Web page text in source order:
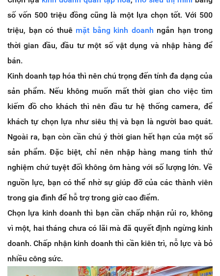
số vốn 500 triệu đồng cũng là một lựa chọn tốt. Với 500
triệu, bạn có thuê mặt bằng kinh doanh ngắn hạn trong
thời gian đầu, đầu tư một số vật dụng và nhập hàng để
bán.
Kinh doanh tạp hóa thì nên chú trọng đến tính đa dạng của
sản phẩm. Nếu không muốn mất thời gian cho việc tìm
kiếm đồ cho khách thì nên đầu tư hệ thống camera, để
khách tự chọn lựa như siêu thị và bạn là người bao quát.
Ngoài ra, bạn còn cần chú ý thời gian hết hạn của một số
sản phẩm. Đặc biệt, chỉ nên nhập hàng mang tính thử
nghiệm chứ tuyệt đối không ôm hàng với số lượng lớn. Về
nguồn lực, bạn có thể nhờ sự giúp đỡ của các thành viên
trong gia đình để hỗ trợ trong giờ cao điểm.
Chọn lựa kinh doanh thì bạn cần chấp nhận rủi ro, không
vì một, hai tháng chưa có lãi mà đã quyết định ngừng kinh
doanh. Chấp nhận kinh doanh thì cần kiên trì, nỗ lực và bỏ
nhiều công sức.